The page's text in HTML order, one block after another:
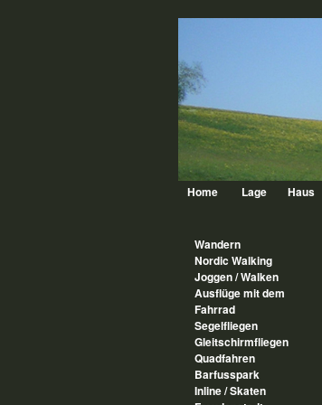
Home Lage Haus
Wandern
Nordic Walking
Joggen / Walken
Ausflüge mit dem
Fahrrad
Segelfliegen
Gleitschirmfliegen
Quadfahren
Barfusspark
Inline / Skaten